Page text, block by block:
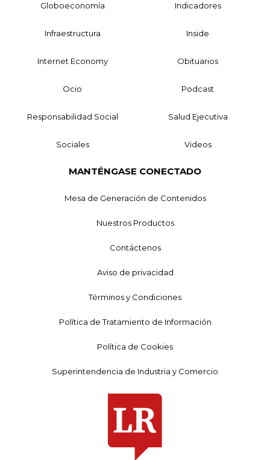
Globoeconomía Indicadores
Infraestructura Inside
Internet Economy Obituarios
Ocio Podcast
Responsabilidad Social Salud Ejecutiva
Sociales Videos
MANTÉNGASE CONECTADO
Mesa de Generación de Contenidos
Nuestros Productos
Contáctenos
Aviso de privacidad
Términos y Condiciones
Política de Tratamiento de Información
Política de Cookies
Superintendencia de Industria y Comercio